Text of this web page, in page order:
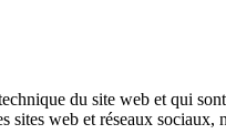
du site web et qui
web et réseaux sociaux,